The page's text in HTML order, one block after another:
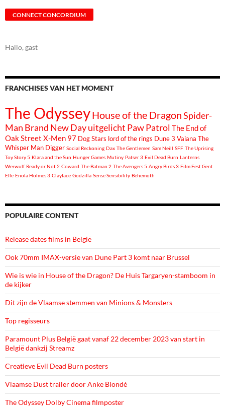
CONNECT CONCORDIUM
Hallo, gast
FRANCHISES VAN HET MOMENT
The OdysseyHouse of the DragonSpider-
Man Brand New Dayuitgelicht Paw Patrol The End of
Oak Street X-Men 97 Dog Stars lord of the rings Dune 3 Vaiana The
Whisper Man Digger Social Reckoning Dax The Gentlemen Sam Neill SFF The Uprising
Toy Story 5 Klara and the Sun Hunger Games Mutiny Patser 3 Evil Dead Burn Lanterns
Werwulf Ready or Not 2 Coward The Batman 2 The Avengers 5 Angry Birds 3 Film Fest Gent
Elle Enola Holmes 3 Clayface Godzilla Sense Sensibility Behemoth
POPULAIRE CONTENT
Release dates films in België
Ook 70mm IMAX-versie van Dune Part 3 komt naar Brussel
Wie is wie in House of the Dragon? De Huis Targaryen-stamboom in
de kijker
Dit zijn de Vlaamse stemmen van Minions & Monsters
Top regisseurs
Paramount Plus België gaat vanaf 22 december 2023 van start in
België dankzij Streamz
Creatieve Evil Dead Burn posters
Vlaamse Dust trailer door Anke Blondé
The Odyssey Dolby Cinema filmposter